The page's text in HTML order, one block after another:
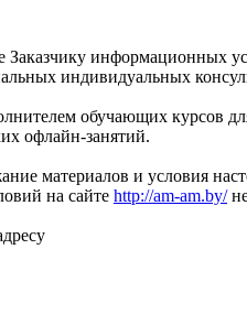
Заказчику
индивидуальных
обучающих курсов
офлайн-занятий.
материалов и условия
на сайте http://am-am.by/